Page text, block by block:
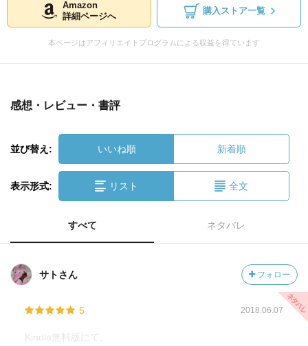
Amazon
詳細ページへ
購入ストア一覧
本ページはアフィリエイトプログラムによる収益を得ています
感想・レビュー・書評
並び替え: いいね順 新着順
表示形式: リスト 全文
すべて ネタバレ
サトさん フォロー
5 2018.06.07
Kindle無料版にて。